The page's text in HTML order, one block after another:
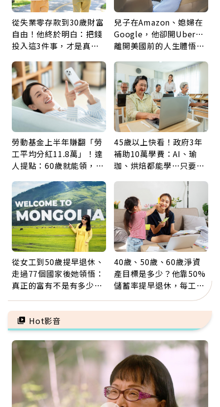
從失業零存款到30歲財富
自由！他終於明白：把錢
投入這3件事，才是真正
兒子在Amazon、媳婦在
Google，他卻開Uber…
離開美國前的人生體悟：
勞動基金上半年賺翻「勞
工平均分紅11.8萬」！達
人提點：60歲就能領，重
45歲以上快看！政府3年
補助10萬學費：AI、瑜
珈、烘焙都能學…只要願
從女工到50歲提早退休、
走過77個國家後她領悟：
真正的富有不是有多少
自由
40歲、50歲、60歲淨資
產目標是多少？他靠50%
儲蓄率提早退休，每工作
Hot影音